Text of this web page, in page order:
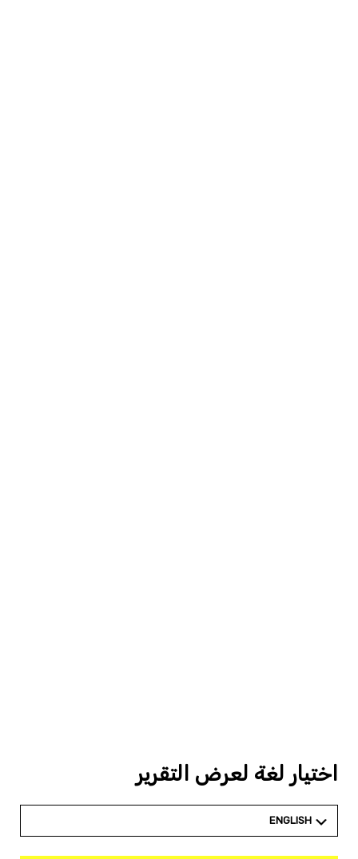
اختيار لغة لعرض التقرير
ENGLISH